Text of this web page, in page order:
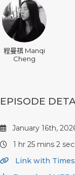
程曼祺 Manqi
Cheng
EPISODE
January 16th,
1 hr 25 mins 2
Link with